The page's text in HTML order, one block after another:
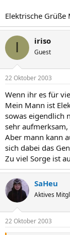
Elektrische Grüße
I iriso
Guest
22 Oktober 2003
Wenn ihr es für
Mein Mann ist
sowas eigendlich
sehr
Aber mann kann
sich dabei das
Zu viel Sorge ist
SaHeu
Aktives
22 Oktober 2003